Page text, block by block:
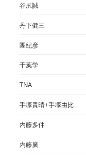
谷尻誠
丹下健三
團紀彦
千葉学
TNA
手塚貴晴+手塚由比
内藤多仲
内藤廣